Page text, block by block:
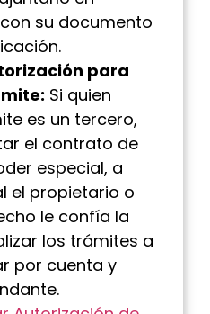
su documento
para
Si quien
es un tercero,
el contrato de
especial, a
el propietario o
le confía la
los trámites a
por cuenta y